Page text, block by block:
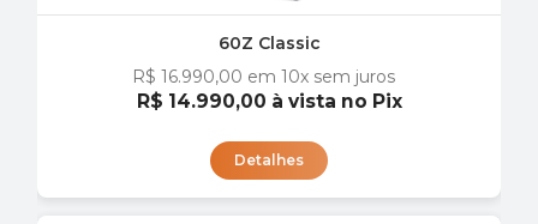
60Z Classic
R$ 16.990,00 em 10x sem juros
R$ 14.990,00 à vista no Pix
Detalhes